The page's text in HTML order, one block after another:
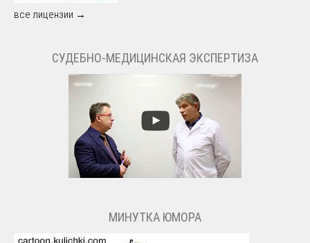
все лицензии →
СУДЕБНО-МЕДИЦИНСКАЯ ЭКСПЕРТИЗА
МИНУТКА ЮМОРА